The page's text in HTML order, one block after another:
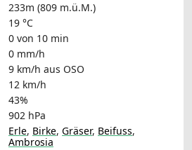
233m (809 m.ü.M.)
19 °C
0 von 10 min
0 mm/h
9 km/h aus OSO
12 km/h
43%
902 hPa
Erle, Birke, Gräser, Beifuss,
Ambrosia